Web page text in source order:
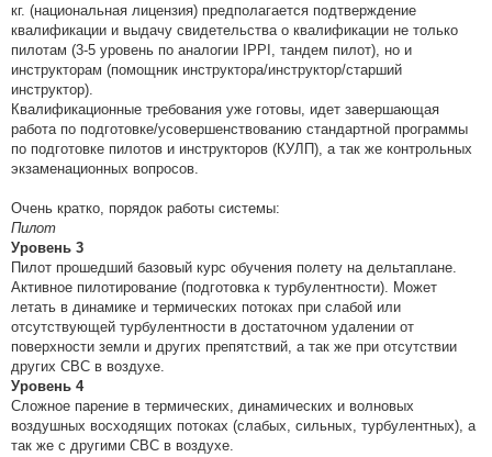
кг. (национальная лицензия) предполагается подтверждение
квалификации и выдачу свидетельства о квалификации не только
пилотам (3-5 уровень по аналогии IPPI, тандем пилот), но и
инструкторам (помощник инструктора/инструктор/старший
инструктор).
Квалификационные требования уже готовы, идет завершающая
работа по подготовке/усовершенствованию стандартной программы
по подготовке пилотов и инструкторов (КУЛП), а так же контрольных
экзаменационных вопросов.
Очень кратко, порядок работы системы:
Пилот
Уровень 3
Пилот прошедший базовый курс обучения полету на дельтаплане.
Активное пилотирование (подготовка к турбулентности). Может
летать в динамике и термических потоках при слабой или
отсутствующей турбулентности в достаточном удалении от
поверхности земли и других препятствий, а так же при отсутствии
других СВС в воздухе.
Уровень 4
Сложное парение в термических, динамических и волновых
воздушных восходящих потоках (слабых, сильных, турбулентных), а
так же с другими СВС в воздухе.